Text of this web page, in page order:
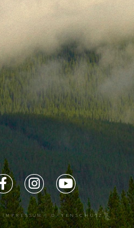
IMPRESSUM |DATENSCHUTZ